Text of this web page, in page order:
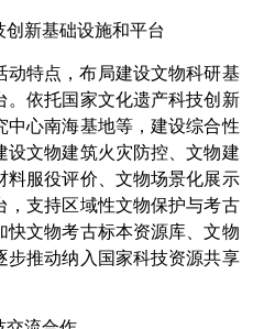
创新基础设施和平台
特点，布局建设文物科研基
依托国家文化遗产科技创新
心南海基地等，建设综合性
文物建筑火灾防控、文物建
服役评价、文物场景化展示
支持区域性文物保护与考古
文物考古标本资源库、文物
推动纳入国家科技资源共享